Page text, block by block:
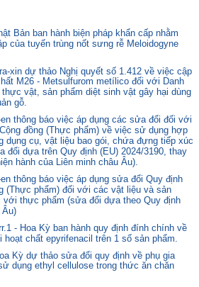
Bản ban hành biện pháp khẩn cấp nhằm
của tuyến trùng nốt sưng rễ Meloidogyne
xin dự thảo Nghị quyết số 1.412 về việc cập
M26 - Metsulfurom metílico đối với Danh
vật, sản phẩm diệt sinh vật gây hại dùng
gỗ.
thông báo việc áp dụng các sửa đổi đối với
đồng (Thực phẩm) về việc sử dụng hợp
dụng cụ, vật liệu bao gói, chứa đựng tiếp xúc
dựa trên Quy định (EU) 2024/3190, thay
hành của Liên minh châu Âu).
thông báo việc áp dụng sửa đổi Quy định
(Thực phẩm) đối với các vật liệu và sản
thực phẩm (sửa đổi dựa theo Quy định
Âu)
- Hoa Kỳ ban hành quy định đính chính về
chất epyrifenacil trên 1 số sản phẩm.
Kỳ dự thảo sửa đổi quy định về phụ gia
dụng ethyl cellulose trong thức ăn chăn